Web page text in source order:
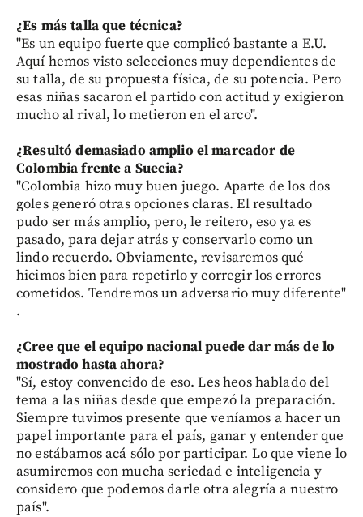
¿Es más talla que técnica?
"Es un equipo fuerte que complicó bastante a E.U.
Aquí hemos visto selecciones muy dependientes de
su talla, de su propuesta física, de su potencia. Pero
esas niñas sacaron el partido con actitud y exigieron
mucho al rival, lo metieron en el arco".
¿Resultó demasiado amplio el marcador de
Colombia frente a Suecia?
"Colombia hizo muy buen juego. Aparte de los dos
goles generó otras opciones claras. El resultado
pudo ser más amplio, pero, le reitero, eso ya es
pasado, para dejar atrás y conservarlo como un
lindo recuerdo. Obviamente, revisaremos qué
hicimos bien para repetirlo y corregir los errores
cometidos. Tendremos un adversario muy diferente"
.
¿Cree que el equipo nacional puede dar más de lo
mostrado hasta ahora?
"Sí, estoy convencido de eso. Les heos hablado del
tema a las niñas desde que empezó la preparación.
Siempre tuvimos presente que veníamos a hacer un
papel importante para el país, ganar y entender que
no estábamos acá sólo por participar. Lo que viene lo
asumiremos con mucha seriedad e inteligencia y
considero que podemos darle otra alegría a nuestro
país".